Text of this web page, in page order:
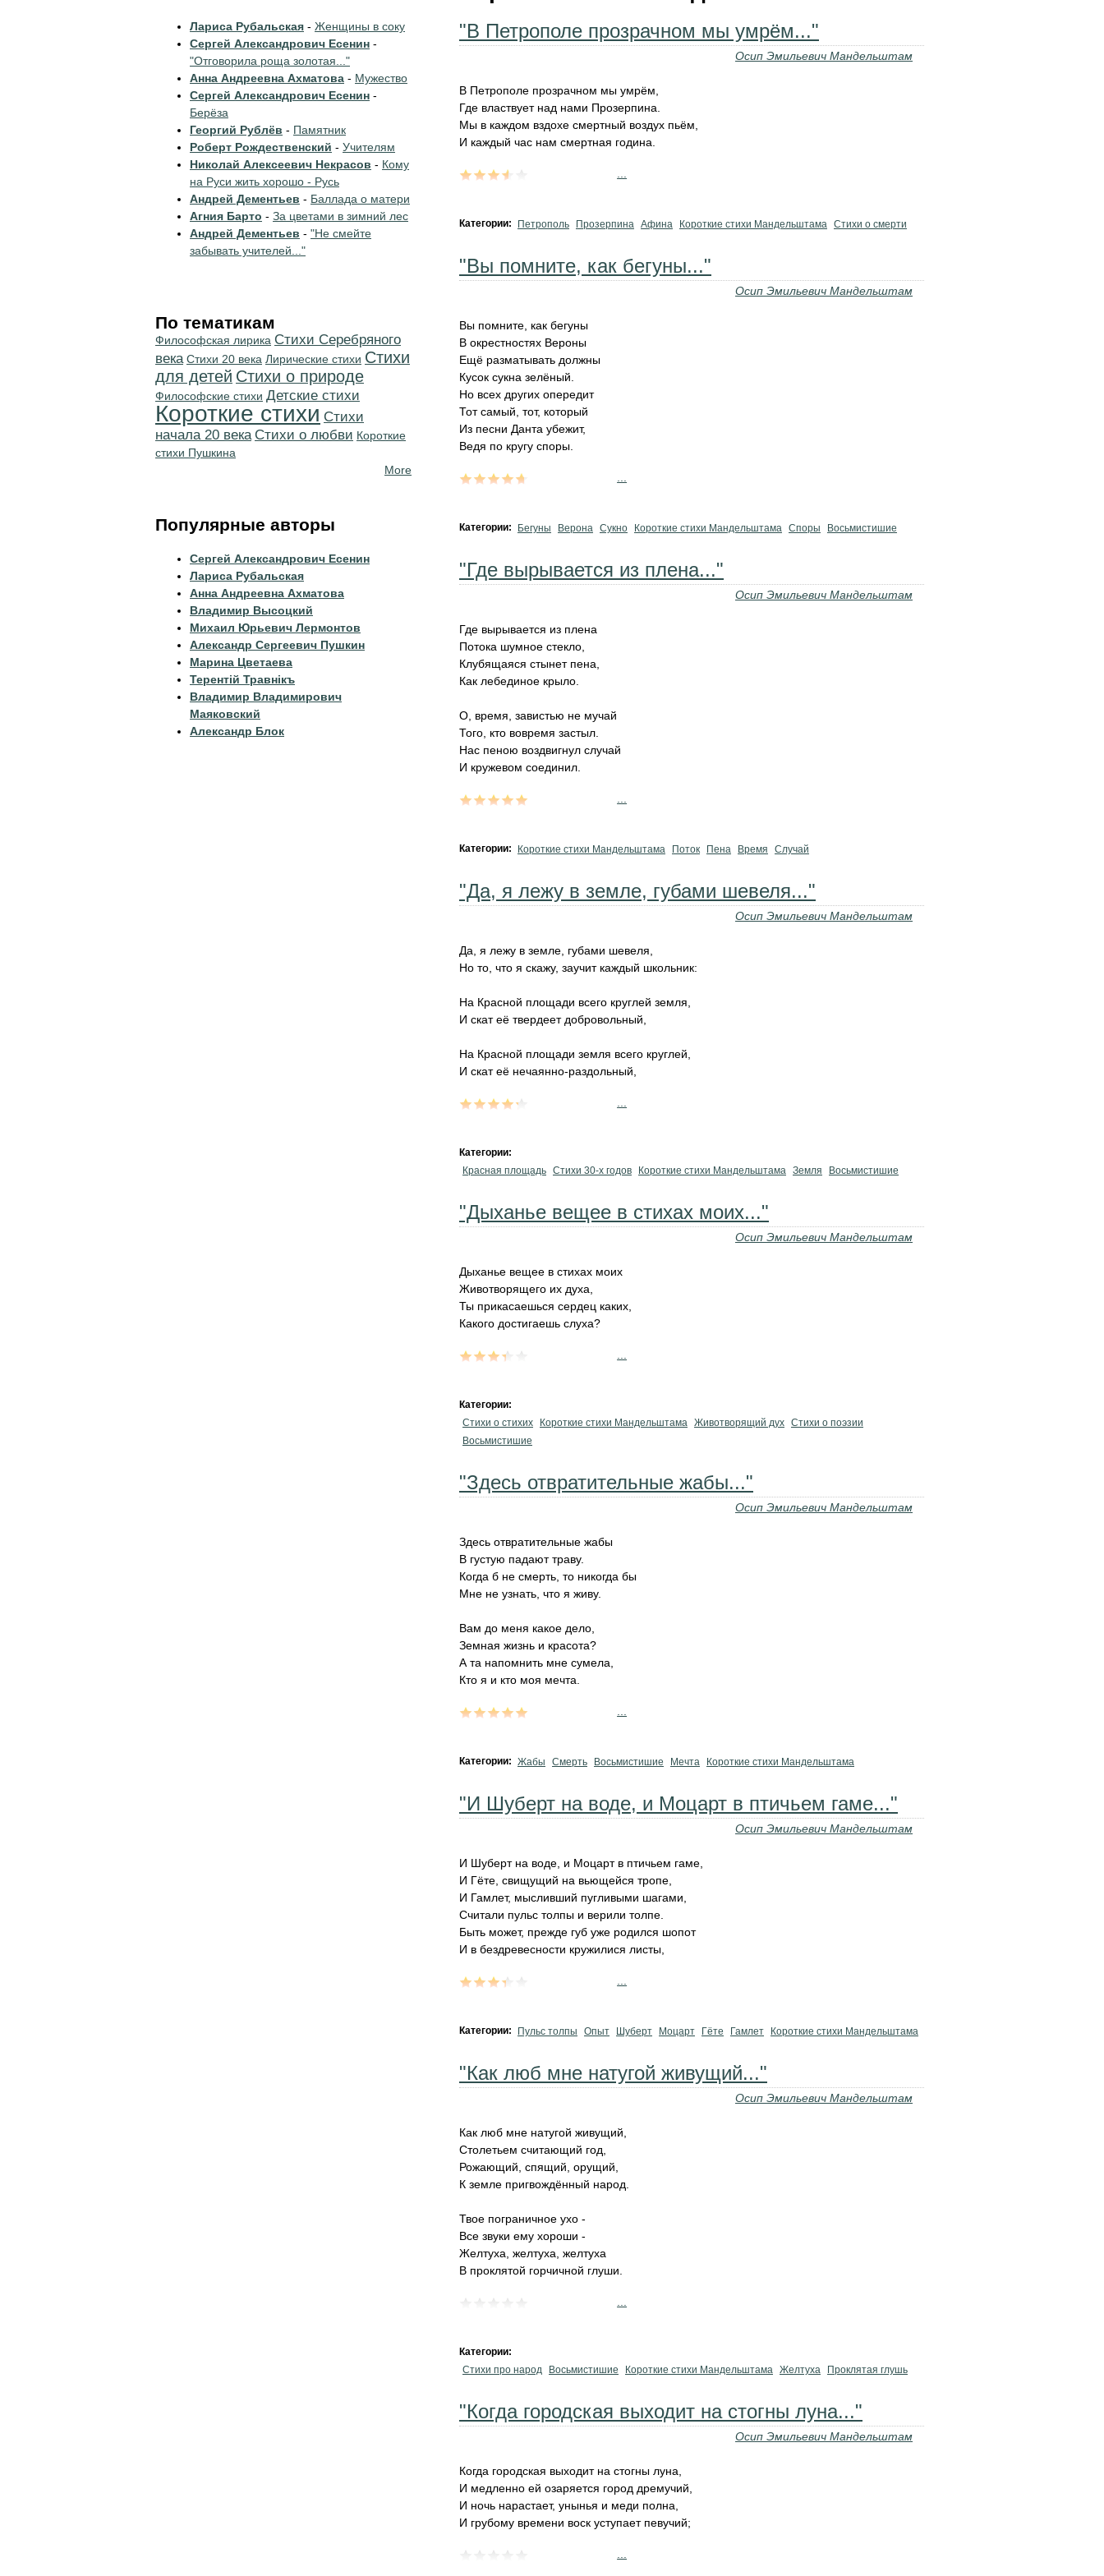
"В Петрополе прозрачном мы умрём..."
Осип Эмильевич Мандельштам
В Петрополе прозрачном мы умрём,
Где властвует над нами Прозерпина.
Мы в каждом вздохе смертный воздух пьём,
И каждый час нам смертная година.
Категории: Петрополь Прозерпина Афина Короткие стихи Мандельштама Стихи о смерти
"Вы помните, как бегуны..."
Осип Эмильевич Мандельштам
Вы помните, как бегуны
В окрестностях Вероны
Ещё разматывать должны
Кусок сукна зелёный.
Но всех других опередит
Тот самый, тот, который
Из песни Данта убежит,
Ведя по кругу споры.
Категории: Бегуны Верона Сукно Короткие стихи Мандельштама Споры Восьмистишие
"Где вырывается из плена..."
Осип Эмильевич Мандельштам
Где вырывается из плена
Потока шумное стекло,
Клубящаяся стынет пена,
Как лебединое крыло.
О, время, завистью не мучай
Того, кто вовремя застыл.
Нас пеною воздвигнул случай
И кружевом соединил.
Категории: Короткие стихи Мандельштама Поток Пена Время Случай
"Да, я лежу в земле, губами шевеля..."
Осип Эмильевич Мандельштам
Да, я лежу в земле, губами шевеля,
Но то, что я скажу, заучит каждый школьник:
На Красной площади всего круглей земля,
И скат её твердеет добровольный,
На Красной площади земля всего круглей,
И скат её нечаянно-раздольный,
Категории:
Красная площадь Стихи 30-х годов Короткие стихи Мандельштама Земля Восьмистишие
"Дыханье вещее в стихах моих..."
Осип Эмильевич Мандельштам
Дыханье вещее в стихах моих
Животворящего их духа,
Ты прикасаешься сердец каких,
Какого достигаешь слуха?
Категории:
Стихи о стихих
Короткие стихи Мандельштама Животворящий дух Стихи о поэзии
Восьмистишие
"Здесь отвратительные жабы..."
Осип Эмильевич Мандельштам
Здесь отвратительные жабы
В густую падают траву.
Когда б не смерть, то никогда бы
Мне не узнать, что я живу.
Вам до меня какое дело,
Земная жизнь и красота?
А та напомнить мне сумела,
Кто я и кто моя мечта.
Категории: Жабы Смерть Восьмистишие Мечта Короткие стихи Мандельштама
"И Шуберт на воде, и Моцарт в птичьем гаме..."
Осип Эмильевич Мандельштам
И Шуберт на воде, и Моцарт в птичьем гаме,
И Гёте, свищущий на вьющейся тропе,
И Гамлет, мысливший пугливыми шагами,
Считали пульс толпы и верили толпе.
Быть может, прежде губ уже родился шопот
И в бездревесности кружилися листы,
Категории: Пульс толпы Опыт Шуберт Моцарт Гёте Гамлет Короткие стихи Мандельштама
"Как люб мне натугой живущий..."
Осип Эмильевич Мандельштам
Как люб мне натугой живущий,
Столетьем считающий год,
Рожающий, спящий, орущий,
К земле пригвождённый народ.
Твое пограничное ухо -
Все звуки ему хороши -
Желтуха, желтуха, желтуха
В проклятой горчичной глуши.
Категории:
Стихи про народ
Восьмистишие Короткие стихи Мандельштама Желтуха Проклятая глушь
"Когда городская выходит на стогны луна..."
Осип Эмильевич Мандельштам
Когда городская выходит на стогны луна,
И медленно ей озаряется город дремучий,
И ночь нарастает, унынья и меди полна,
И грубому времени воск уступает певучий;
Лариса Рубальская - Женщины в соку
Сергей Александрович Есенин -
"Отговорила роща золотая..."
Анна Андреевна Ахматова - Мужество
Сергей Александрович Есенин -
Берёза
Георгий Рублёв - Памятник
Роберт Рождественский - Учителям
Николай Алексеевич Некрасов - Кому
на Руси жить хорошо - Русь
Андрей Дементьев - Баллада о матери
Агния Барто - За цветами в зимний лес
Андрей Дементьев - "Не смейте
забывать учителей..."
По тематикам
Философская лирика Cтихи Серебряного
века Стихи 20 века Лирические стихи Стихи
для детей Стихи о природе
Философские стихи Детские стихи
Короткие стихи Cтихи
начала 20 века Стихи о любви Короткие
стихи Пушкина
More
Популярные авторы
Сергей Александрович Есенин
Лариса Рубальская
Анна Андреевна Ахматова
Владимир Высоцкий
Михаил Юрьевич Лермонтов
Александр Сергеевич Пушкин
Марина Цветаева
Терентiй Травнiкъ
Владимир Владимирович
Маяковский
Александр Блок